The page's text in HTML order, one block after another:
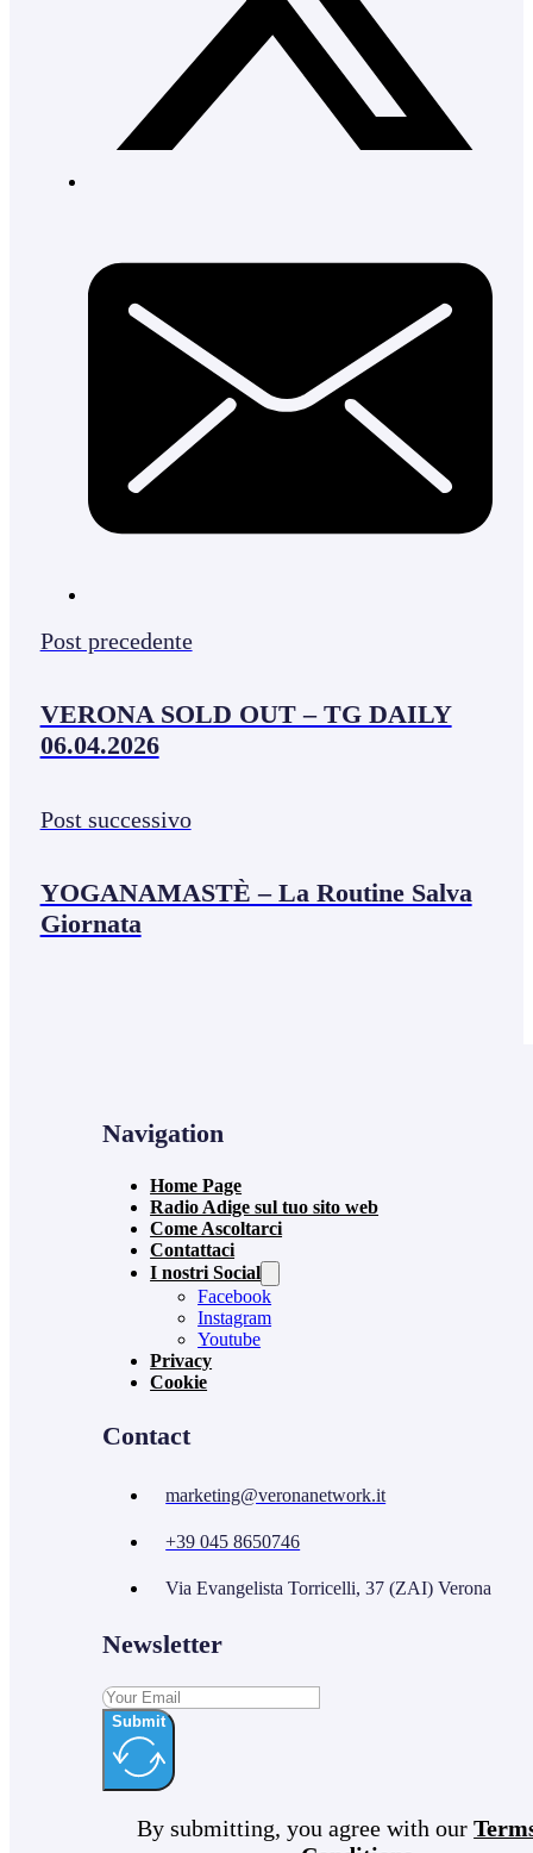
Post precedente
VERONA SOLD OUT – TG DAILY
06.04.2026
Post successivo
YOGANAMASTÈ – La Routine Salva
Giornata
Navigation
Home Page
Radio Adige sul tuo sito web
Come Ascoltarci
Contattaci
I nostri Social
Facebook
Instagram
Youtube
Privacy
Cookie
Contact
marketing@veronanetwork.it
+39 045 8650746
Via Evangelista Torricelli, 37 (ZAI) Verona
Newsletter
Submit
By submitting, you agree with our